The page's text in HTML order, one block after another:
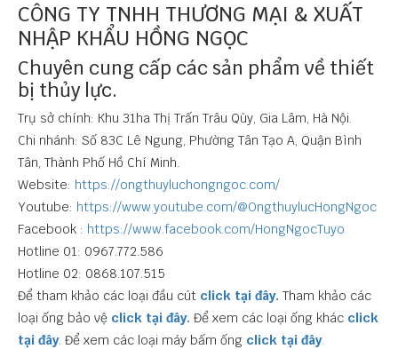
CÔNG TY TNHH THƯƠNG MẠI & XUẤT
NHẬP KHẨU HỒNG NGỌC
Chuyên cung cấp các sản phẩm về thiết
bị thủy lực.
Trụ sở chính: Khu 31ha Thị Trấn Trâu Qùy, Gia Lâm, Hà Nội.
Chi nhánh: Số 83C Lê Ngung, Phường Tân Tạo A, Quận Bình
Tân, Thành Phố Hồ Chí Minh.
Website: https://ongthuyluchongngoc.com/
Youtube: https://www.youtube.com/@OngthuylucHongNgoc
Facebook : https://www.facebook.com/HongNgocTuyo
Hotline 01: 0967.772.586
Hotline 02: 0868.107.515
Để tham khảo các loại đầu cút click tại đây. Tham khảo các
loại ống bảo vệ click tại đây. Để xem các loại ống khác click
tại đây. Để xem các loại máy bấm ống click tại đây.